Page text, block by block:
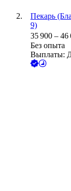
Пекарь
9)
35 900 – 46
Без опыта
Выплаты: